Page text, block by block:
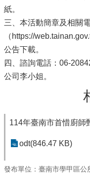
紙。
三、本活動簡章及相關
（https://
公告下載。
四、諮詢電話：06-
公司李小姐。
114年臺南市首惜廚師
odt(846.47 KB)
發布單位：臺南市學甲區公